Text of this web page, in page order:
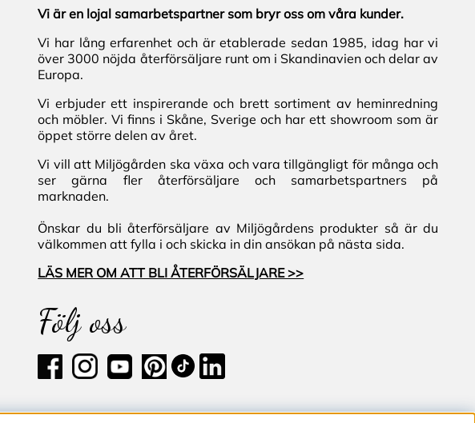
Vi är en lojal samarbetspartner som bryr oss om våra kunder.
Vi har lång erfarenhet och är etablerade sedan 1985, idag har vi
över 3000 nöjda återförsäljare runt om i Skandinavien och delar av
Europa.
Vi erbjuder ett inspirerande och brett sortiment av heminredning
och möbler. Vi finns i Skåne, Sverige och har ett showroom som är
öppet större delen av året.
Vi vill att Miljögården ska växa och vara tillgängligt för många och
ser gärna fler återförsäljare och samarbetspartners på
marknaden.
Önskar du bli återförsäljare av Miljögårdens produkter så är du
välkommen att fylla i och skicka in din ansökan på nästa sida.
LÄS MER OM ATT BLI ÅTERFÖRSÄLJARE >>
Följ oss